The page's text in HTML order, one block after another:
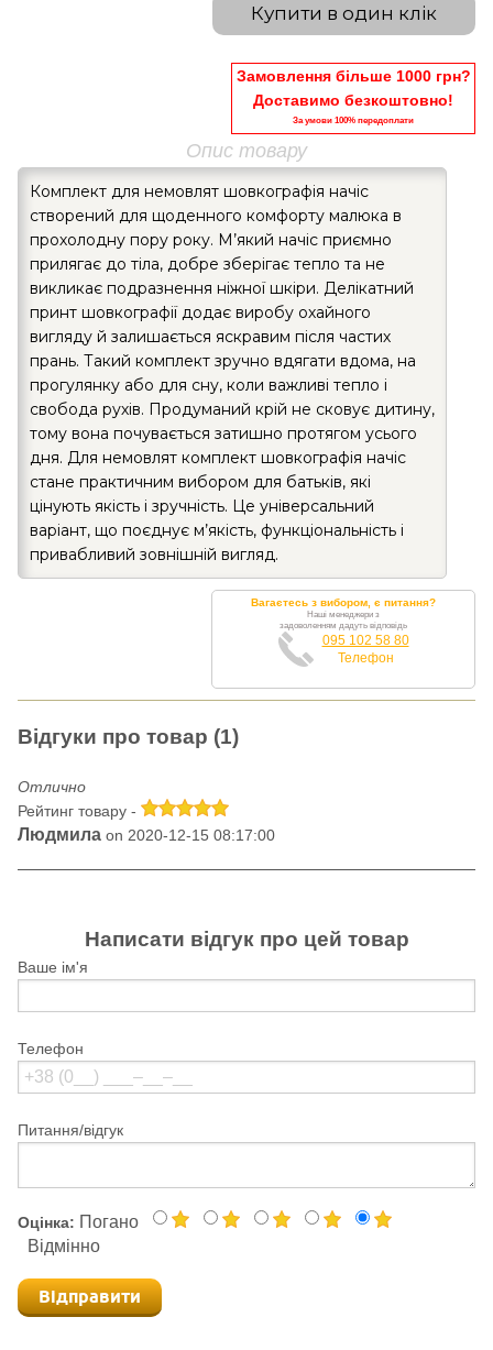
Купити в один клік
Замовлення більше 1000 грн?
Доставимо безкоштовно!
За умови 100% передоплати
Опис товару
Комплект для немовлят шовкографія начіс
створений для щоденного комфорту малюка в
прохолодну пору року. М’який начіс приємно
прилягає до тіла, добре зберігає тепло та не
викликає подразнення ніжної шкіри. Делікатний
принт шовкографії додає виробу охайного
вигляду й залишається яскравим після частих
прань. Такий комплект зручно вдягати вдома, на
прогулянку або для сну, коли важливі тепло і
свобода рухів. Продуманий крій не сковує дитину,
тому вона почувається затишно протягом усього
дня. Для немовлят комплект шовкографія начіс
стане практичним вибором для батьків, які
цінують якість і зручність. Це універсальний
варіант, що поєднує м’якість, функціональність і
привабливий зовнішній вигляд.
Вагаєтесь з вибором, є питання?
Наші менеджери з
задоволенням дадуть відповідь
095 102 58 80
Телефон
Відгуки про товар (1)
Отлично
Рейтинг товару -
Людмила on 2020-12-15 08:17:00
Написати відгук про цей товар
Ваше ім'я
Телефон
Питання/відгук
Оцінка: Погано
Відмінно
Відправити